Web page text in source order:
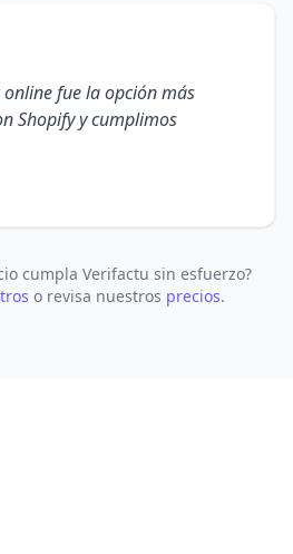
fue la opción más
Shopify y cumplimos
cumpla Verifactu sin esfuerzo?
o revisa nuestros precios.